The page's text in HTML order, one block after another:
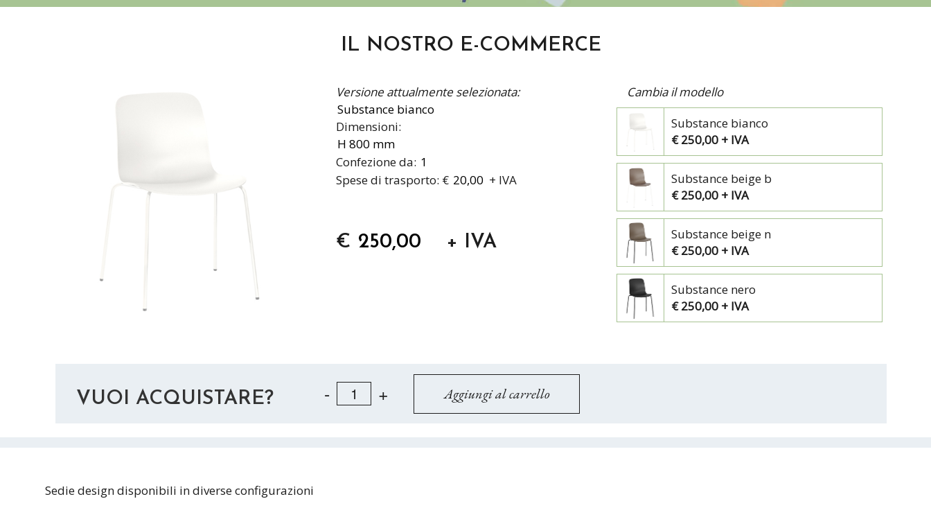
IL NOSTRO E-COMMERCE
Versione attualmente selezionata:
Dimensioni:
Confezione da:
Spese di trasporto: €
+ IVA
€ + IVA
Cambia il modello
Substance bianco
€ 250,00 + IVA
Substance beige b
€ 250,00 + IVA
Substance beige n
€ 250,00 + IVA
Substance nero
€ 250,00 + IVA
VUOI ACQUISTARE? - +
Sedie design disponibili in diverse configurazioni